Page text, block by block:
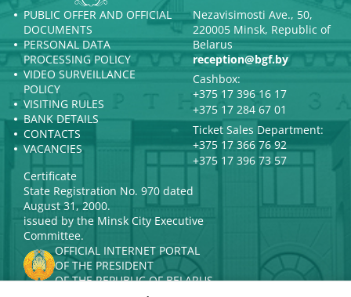
PUBLIC OFFER AND OFFICIAL
DOCUMENTS
PERSONAL DATA
PROCESSING POLICY
VIDEO SURVEILLANCE
POLICY
VISITING RULES
BANK DETAILS
CONTACTS
VACANCIES
Nezavisimosti Ave., 50,
220005 Minsk, Republic of
Belarus
reception@bgf.by
Cashbox:
+375 17 396 16 17
+375 17 284 67 01
Ticket Sales Department:
+375 17 366 76 92
+375 17 396 73 57
Certificate
State Registration No. 970 dated
August 31, 2000.
issued by the Minsk City Executive
Committee.
OFFICIAL INTERNET PORTAL
OF THE PRESIDENT
OF THE REPUBLIC OF BELARUS